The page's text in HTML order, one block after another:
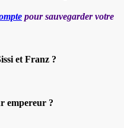
pour sauvegarder votre
et Franz ?
empereur ?